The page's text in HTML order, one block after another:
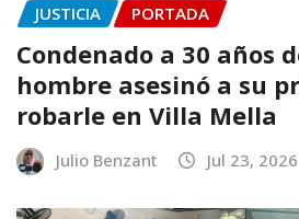
JUSTICIA PORTADA
Condenado a 30 años
hombre asesinó a su
robarle en Villa Mella
Julio Benzant Jul 23, 2026